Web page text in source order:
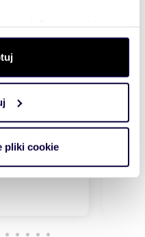
własne preferencje w
plików cookie możesz
w dowolnej chwili.
spersonalizowania treści
i
partnerom
pliki cookie
12 674zł/m